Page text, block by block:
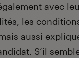
avec
les
mais aussi
S’il